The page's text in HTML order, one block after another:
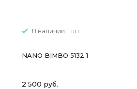
В наличии: 1 шт.
NANO BIMBO 5132 1
2 500 руб.